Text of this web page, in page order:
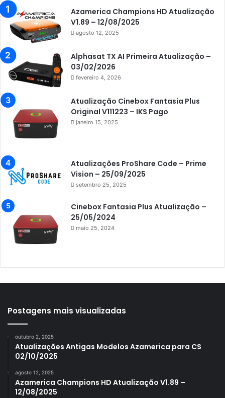
Azamerica
Azamerica Beats
Azamerica Champions
Azamerica Champions IPTV
Azamerica Extremo IPTV
Azamerica F92 Plus
Azamerica Gold
Azamerica i7 IPTV
Azamerica King
Azamerica King GX PRO
Azamerica King IPTV
Azamerica Mobi
Azamerica S1005
Azamerica S1006 Plus
Azamerica S1007 New
Azamerica Champions HD Atualização
V1.89 – 12/08/2025
agosto 12, 2025
Alphasat TX AI Primeira Atualização –
03/02/2026
fevereiro 4, 2026
Atualização Cinebox Fantasia Plus
Original V111223 – IKS Pago
janeiro 15, 2025
Atualizações ProShare Code – Prime
Vision – 25/09/2025
setembro 25, 2025
Cinebox Fantasia Plus Atualização –
25/05/2024
maio 25, 2024
Postagens mais visualizadas
outubro 2, 2025
Atualizações Antigas Modelos Azamerica para CS
02/10/2025
agosto 12, 2025
Azamerica Champions HD Atualização V1.89 –
12/08/2025